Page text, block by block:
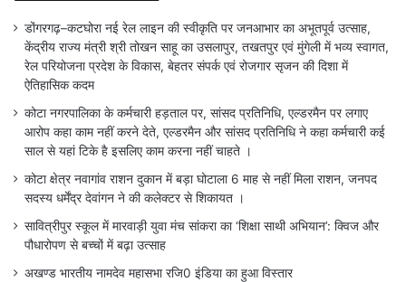
डोंगरगढ़–कटघोरा नई रेल लाइन की स्वीकृति पर जनआभार का अभूतपूर्व उत्साह,
केंद्रीय राज्य मंत्री श्री तोखन साहू का उसलापुर, तखतपुर एवं मुंगेली में भव्य स्वागत,
रेल परियोजना प्रदेश के विकास, बेहतर संपर्क एवं रोजगार सृजन की दिशा में
ऐतिहासिक कदम
कोटा नगरपालिका के कर्मचारी हड़ताल पर, सांसद प्रतिनिधि, एल्डरमैन पर लगाए
आरोप कहा काम नहीं करने देते, एल्डरमैन और सांसद प्रतिनिधि ने कहा कर्मचारी कई
साल से यहां टिके है इसलिए काम करना नहीं चाहते ।
कोटा क्षेत्र नवागांव राशन दुकान में बड़ा घोटाला 6 माह से नहीं मिला राशन, जनपद
सदस्य धर्मेंद्र देवांगन ने की कलेक्टर से शिकायत ।
सावित्रीपुर स्कूल में मारवाड़ी युवा मंच सांकरा का ‘शिक्षा साथी अभियान’: क्विज और
पौधारोपण से बच्चों में बढ़ा उत्साह
अखण्ड भारतीय नामदेव महासभा रजि0 इंडिया का हुआ विस्तार